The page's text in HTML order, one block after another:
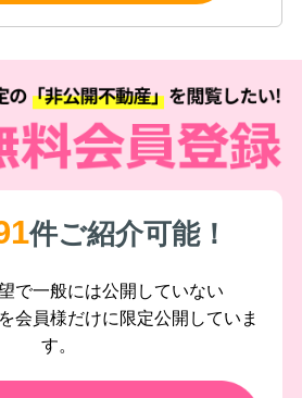
件ご紹介可能！
で一般には公開していない
会員様だけに限定公開していま
す。